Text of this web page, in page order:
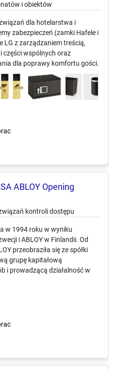
i obiektów
dla hotelarstwa i
zabezpieczeń (zamki Hafele i
LG z zarządzaniem treścią,
części wspólnych oraz
dla poprawy komfortu gości.
ABLOY Opening
kontroli dostępu
w 1994 roku w wyniku
i ABLOY w Finlandii. Od
przeobraziła się ze spółki
grupę kapitałową
i prowadzącą działalność w